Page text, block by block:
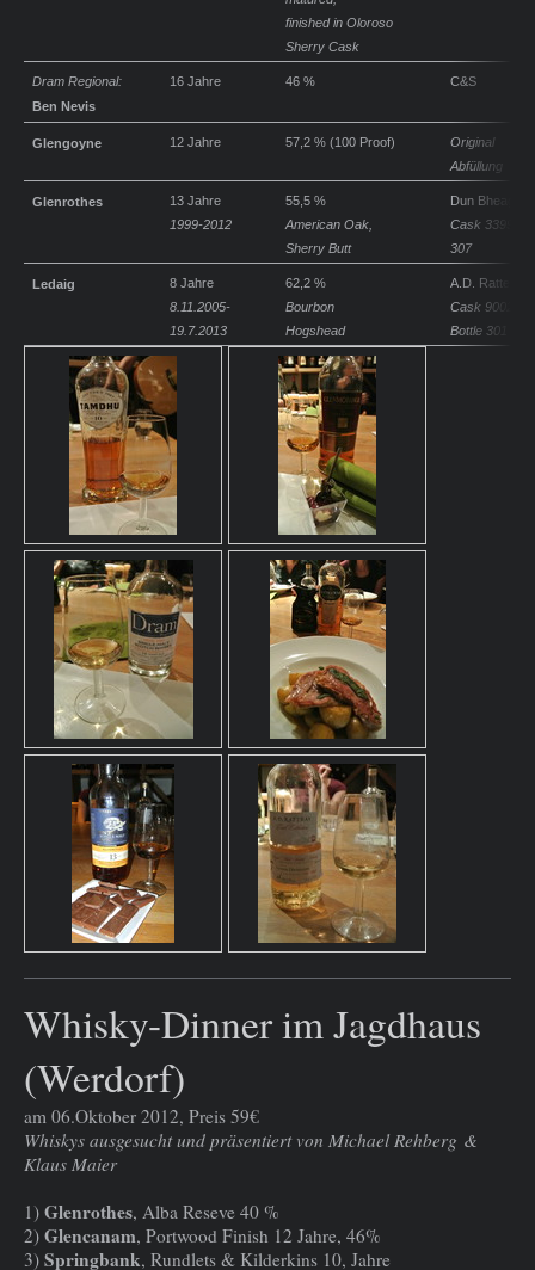
finished in Oloroso
Sherry Cask
Dram Regional:
Ben Nevis
16 Jahre 46 % C&S
Glengoyne 12 Jahre 57,2 % (100 Proof)
Original
Abfüllung
Glenrothes
13 Jahre
1999-2012
55,5 %
American Oak,
Sherry Butt
Dun Bheagan
Cask 3399 /
307
Ledaig
8 Jahre
8.11.2005-
19.7.2013
62,2 %
Bourbon
Hogshead
A.D. Rattery
Cask 900209 /
Bottle 301
Whisky-Dinner im Jagdhaus
(Werdorf)
am 06.Oktober 2012, Preis 59€
Whiskys ausgesucht und präsentiert von Michael Rehberg &
Klaus Maier
1) Glenrothes, Alba Reseve 40 %
2) Glencanam, Portwood Finish 12 Jahre, 46%
3) Springbank, Rundlets & Kilderkins 10, Jahre